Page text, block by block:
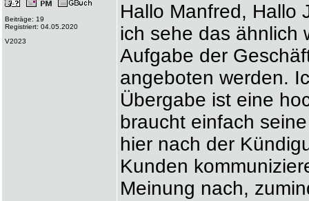
Beiträge: 19
Registriert: 04.05.2020
V2023
Hallo Manfred, Hallo
ich sehe das ähnlich
Aufgabe der
angeboten werden.
Übergabe ist eine
braucht einfach
hier nach der
Kunden
Meinung nach,